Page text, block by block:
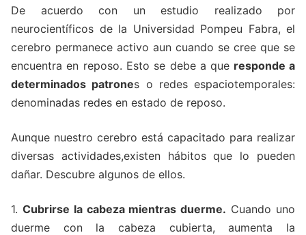
De acuerdo con un estudio realizado por
neurocientíficos de la Universidad Pompeu Fabra, el
cerebro permanece activo aun cuando se cree que se
encuentra en reposo. Esto se debe a que responde a
determinados patrones o redes espaciotemporales:
denominadas redes en estado de reposo.
Aunque nuestro cerebro está capacitado para realizar
diversas actividades,existen hábitos que lo pueden
dañar. Descubre algunos de ellos.
1. Cubrirse la cabeza mientras duerme. Cuando uno
duerme con la cabeza cubierta, aumenta la